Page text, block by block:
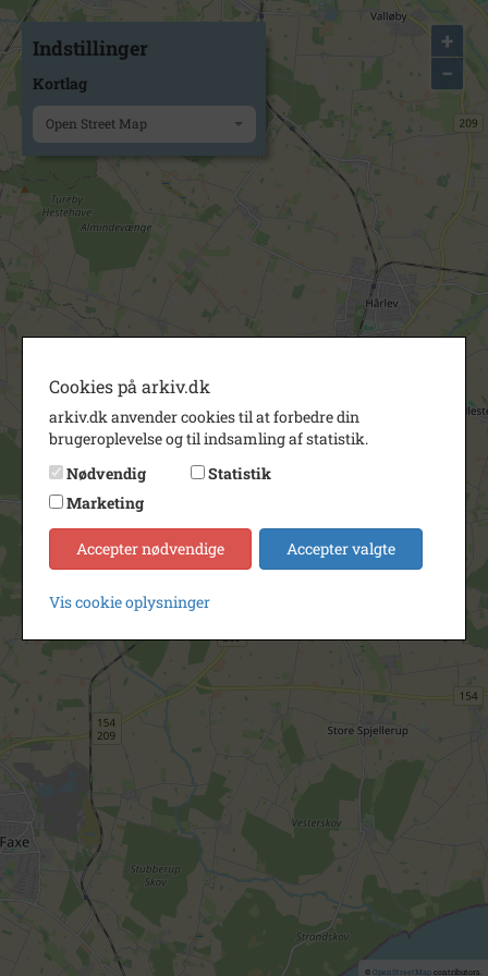
+
−
© OpenStreetMapcontributors.
Indstillinger
Kortlag
Open Street Map
Cookies på arkiv.dk
arkiv.dk anvender cookies til at forbedre din
brugeroplevelse og til indsamling af statistik.
Nødvendig
Statistik
Marketing
Accepter nødvendige Accepter valgte
Vis cookie oplysninger